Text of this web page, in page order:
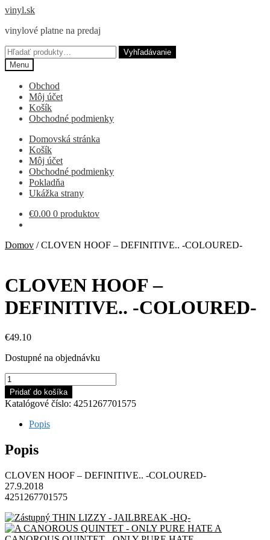
Preskočiť
navigáciu
Preskočiť
obsah
vinyl.sk
vinylové platne na predaj
Hľadať:
Vyhľadávanie
Menu
Obchod
Môj účet
Košík
Obchodné podmienky
Domovská stránka
Košík
Môj účet
Obchodné podmienky
Pokladňa
Ukážka strany
€0.00 0 produktov
Domov /CLOVEN HOOF – DEFINITIVE.. -COLOURED-
CLOVEN HOOF –
DEFINITIVE.. -COLOURED-
€49.10
Dostupné na objednávku
množstvo
CLOVEN
HOOF
-
DEFINITIVE..
COLOURED-
Pridať do košíka
Katalógové číslo: 4251267701575
Popis
Popis
CLOVEN HOOF – DEFINITIVE.. -COLOURED-
27.9.2018
4251267701575
THIN LIZZY - JAILBREAK -HQ-
A